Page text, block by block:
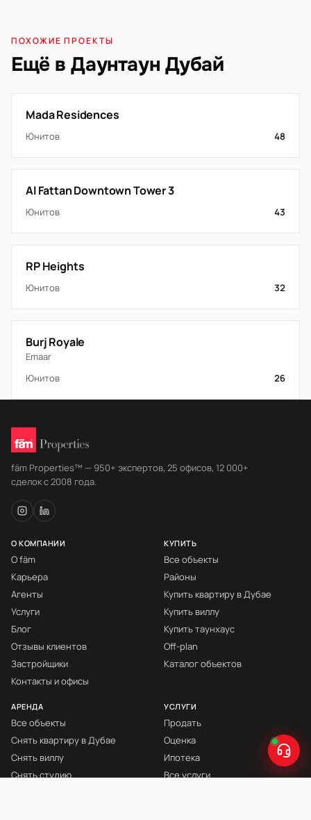
ПОХОЖИЕ ПРОЕКТЫ
Ещё в Даунтаун Дубай
Mada Residences
Юнитов 48
Al Fattan Downtown Tower 3
Юнитов 43
RP Heights
Юнитов 32
Burj Royale
Emaar
Юнитов
26
fäm Properties™ — 950+ экспертов, 25 офисов, 12 000+
сделок с 2008 года.
О КОМПАНИИ
О fäm
Карьера
Агенты
Услуги
Блог
Отзывы клиентов
Застройщики
Контакты и офисы
КУПИТЬ
Все объекты
Районы
Купить квартиру в Дубае
Купить виллу
Купить таунхаус
Off-plan
Каталог объектов
АРЕНДА
Все объекты
Снять квартиру в Дубае
Снять виллу
Снять студию
УСЛУГИ
Продать
Оценка
Ипотека
Все услуги